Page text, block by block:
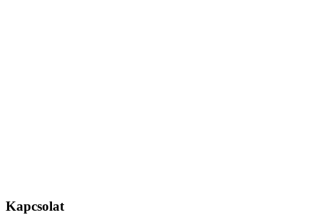
Kapcsolat